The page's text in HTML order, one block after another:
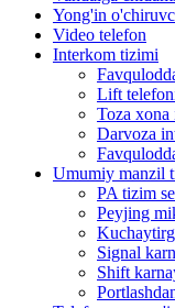
Yong'in
Video telefon
Interkom tizimi
Lift
Toza xona
Darvoza
Umumiy manzil
PA tizim
Peyjing
Signal
Shift